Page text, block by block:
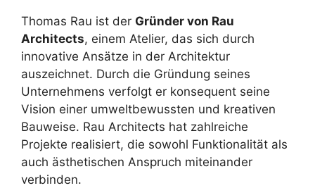
Thomas Rau ist der Gründer von Rau
Architects, einem Atelier, das sich durch
innovative Ansätze in der Architektur
auszeichnet. Durch die Gründung seines
Unternehmens verfolgt er konsequent seine
Vision einer umweltbewussten und kreativen
Bauweise. Rau Architects hat zahlreiche
Projekte realisiert, die sowohl Funktionalität als
auch ästhetischen Anspruch miteinander
verbinden.